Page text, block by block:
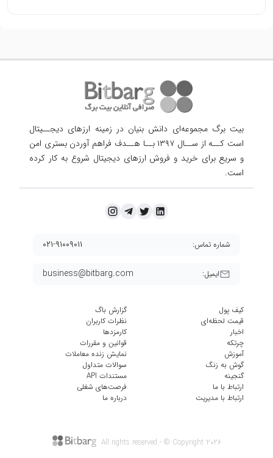
بیت برگ مجموعه‌ای دانش بنیان در زمینه ارزهای دیجــیتال
است کــه از ســال ۱۳۹۷ بــا هــدف فراهم آوردن
بستری امن
و سریع برای خرید و فروش ارزهای دیجیتال شروع به کار کرده
است.
ایمیل: business@bitbarg.com
شماره تماس: ۰۲۱-۹۱۰۰۹۰۱۱
کیف پول
قیمت لحظه‌ای
اخبار
چرتکه
آموزش
گوش به زنگ
گنجینه
ارتباط با ما
ارتباط با مدیریت
گزارش باگ
نظرات کاربران
کارمزد‌ها
قوانین و مقررات
نمایش زنده معاملات
سوالات متداول
مستندات API
فرصت‌های شغلی
درباره ما
All rights reserved - © Copyright 2026